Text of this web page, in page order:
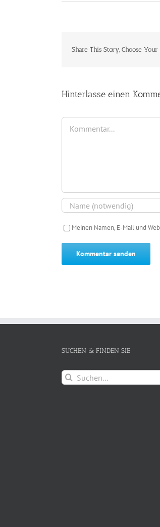
Share This Story, Choose Your
Hinterlasse einen
Kommentar
Meinen Namen, E-Mail und
SUCHEN & FINDEN SIE
Suche
nach: